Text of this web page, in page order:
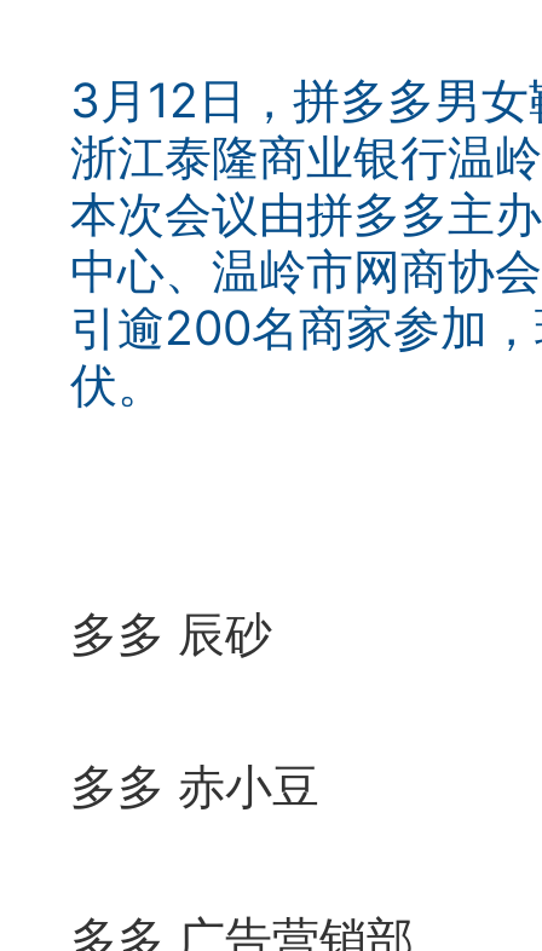
3月12日，拼多多男
浙江泰隆商业银行温
本次会议由拼多多主
中心、温岭市网商协
引逾200名商家参加
伏。
多多 辰砂
多多 赤小豆
多多 广告营销部